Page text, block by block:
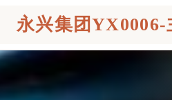
永兴集团YX0006-